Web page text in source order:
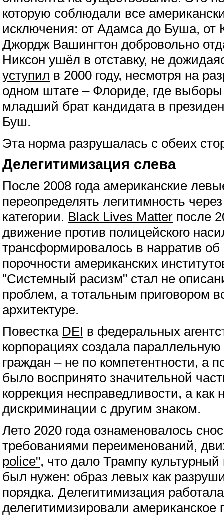
которую соблюдали все
исключения: от Адамса до Буша, от
Джордж Вашингтон добровольно
Никсон ушёл в отставку, не
уступил в 2000 году, несмотря на
одном штате – Флориде, где выборы
младший брат кандидата в
Буш.
Эта норма разрушалась с обеих
Делегитимизация слева
После 2008 года американские
переопределять легитимность
категории. Black Lives Matter после
движение против полицейского
трансформировалось в нарратив об
порочности американских
"Системный расизм" стал не
проблем, а тотальным приговором
архитектуре.
Повестка DEI в федеральных
корпорациях создала
граждан – не по компетентности, а
было воспринято значительной
коррекция несправедливости, а
дискриминации с другим знаком.
Лето 2020 года ознаменовалось
требованиями переименований,
police", что дало Трампу
был нужен: образ левых как
порядка. Делегитимизация
делегитимизировали американское